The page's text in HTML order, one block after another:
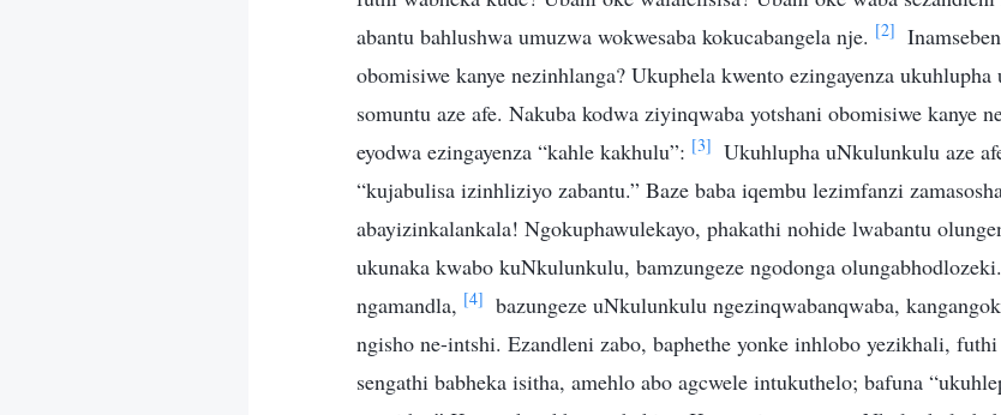
abantu bahlushwa umuzwa wokwesaba kokucabangela nje. [2]
obomisiwe kanye nezinhlanga? Ukuphela kwento ezingayenza
somuntu aze afe. Nakuba kodwa ziyinqwaba yotshani obomisiwe kanye
eyodwa ezingayenza “kahle kakhulu”: [3] Ukuhlupha uNkulunkulu aze
“kujabulisa izinhliziyo zabantu.” Baze baba iqembu lezimfanzi
abayizinkalankala! Ngokuphawulekayo, phakathi nohide lwabantu
ukunaka kwabo kuNkulunkulu, bamzungeze ngodonga
ngamandla, [4] bazungeze uNkulunkulu ngezinqwabanqwaba,
ngisho ne-intshi. Ezandleni zabo, baphethe yonke inhlobo yezikhali,
sengathi babheka isitha, amehlo abo agcwele intukuthelo; bafuna